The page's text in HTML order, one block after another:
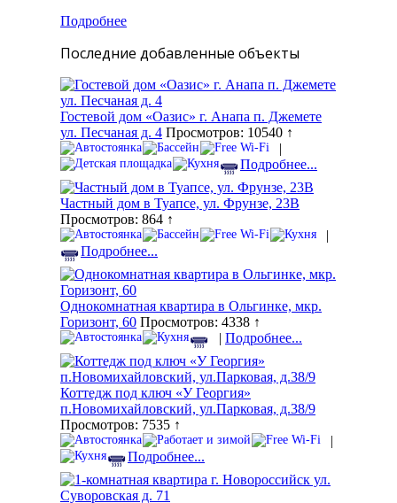
Подробнее
Последние добавленные объекты
Гостевой дом «Оазис» г. Анапа п. Джемете
ул. Песчаная д. 4 Просмотров: 10540 ↑
|
Подробнее...
Частный дом в Туапсе, ул. Фрунзе, 23В
Просмотров: 864 ↑
|
Подробнее...
Однокомнатная квартира в Ольгинке, мкр.
Горизонт, 60 Просмотров: 4338 ↑
| Подробнее...
Коттедж под ключ «У Георгия»
п.Новомихайловский, ул.Парковая, д.38/9
Просмотров: 7535 ↑
|
Подробнее...